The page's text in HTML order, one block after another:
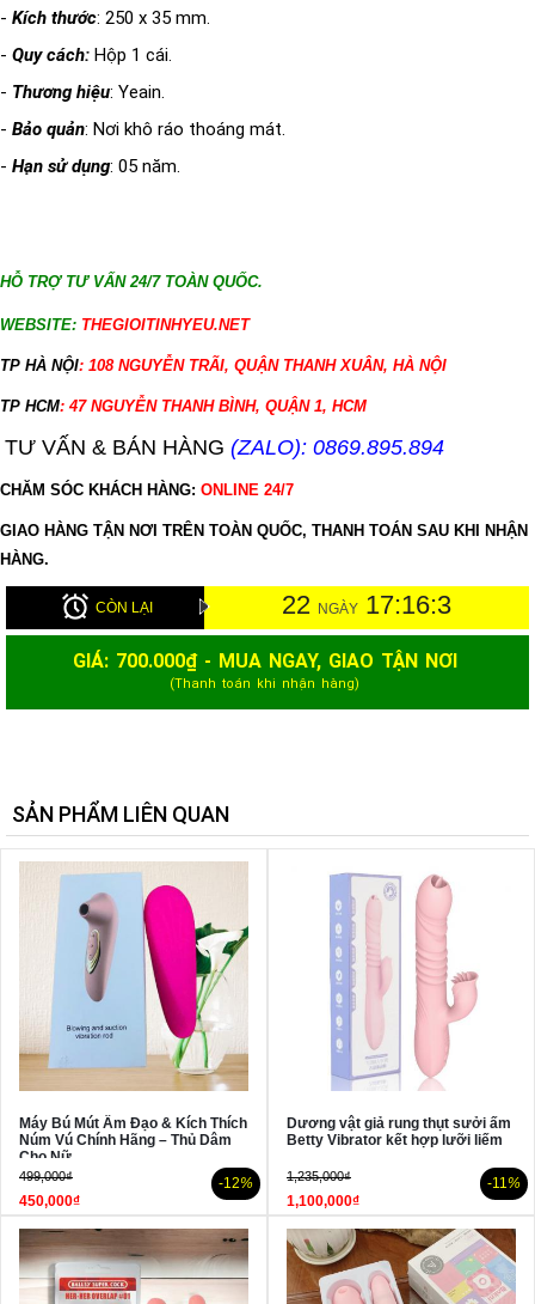
- Kích thước: 250 x 35 mm.
- Quy cách: Hộp 1 cái.
- Thương hiệu: Yeain.
- Bảo quản: Nơi khô ráo thoáng mát.
- Hạn sử dụng: 05 năm.
HỖ TRỢ TƯ VẤN 24/7 TOÀN QUỐC.
WEBSITE: THEGIOITINHYEU.NET
TP HÀ NỘI: 108 NGUYỄN TRÃI, QUẬN THANH XUÂN, HÀ NỘI
TP HCM: 47 NGUYỄN THANH BÌNH, QUẬN 1, HCM
TƯ VẤN & BÁN HÀNG (ZALO): 0869.895.894
CHĂM SÓC KHÁCH HÀNG: ONLINE 24/7
GIAO HÀNG TẬN NƠI TRÊN TOÀN QUỐC, THANH TOÁN SAU KHI NHẬN
HÀNG.
CÒN LẠI 22 NGÀY 17:16:2
GIÁ: 700.000₫ - MUA NGAY, GIAO TẬN NƠI
(Thanh toán khi nhận hàng)
SẢN PHẨM LIÊN QUAN
Máy Bú Mút Âm Đạo & Kích Thích
Núm Vú Chính Hãng – Thủ Dâm
Cho Nữ
499,000₫
450,000₫
-12%
Dương vật giả rung thụt sưởi ấm
Betty Vibrator kết hợp lưỡi liếm
1,235,000₫
1,100,000₫
-11%